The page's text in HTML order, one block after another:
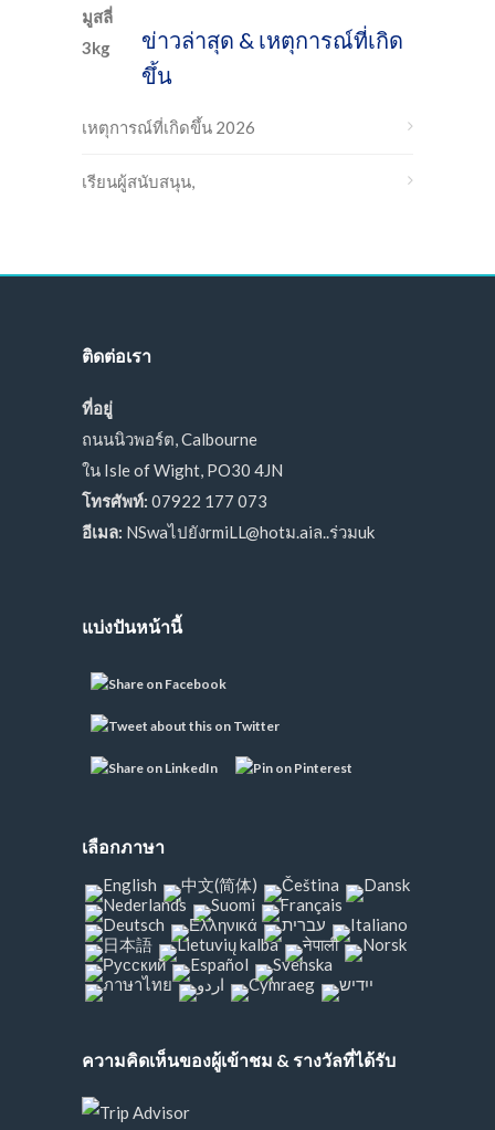
ข่าวล่าสุด & เหตุการณ์ที่เกิด
ขึ้น
เหตุการณ์ที่เกิดขึ้น 2026
เรียนผู้สนับสนุน,
ติดต่อเรา
ที่อยู่
ถนนนิวพอร์ต, Calbourne
ใน Isle of Wight, PO30 4JN
โทรศัพท์: 07922 177 073
อีเมล: NSwaไปยังrmiLL@hotม.aiล..ร่วมuk
แบ่งปันหน้านี้
เลือกภาษา
ความคิดเห็นของผู้เข้าชม & รางวัลที่ได้รับ